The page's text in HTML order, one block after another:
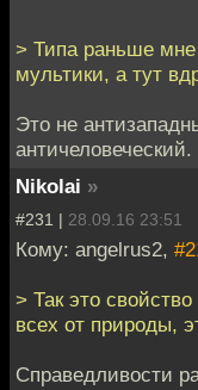
> Типа раньше
мультики, а тут
Это не
Nikolai »
#231 | 28.09.16 23:51
Кому: angelrus2,
> Так это
всех от природы,
Справедливости